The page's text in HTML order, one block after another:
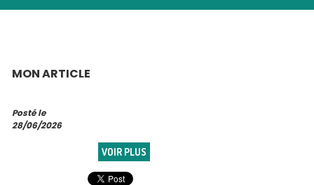
MON ARTICLE
Posté le
28/06/2026
VOIR PLUS